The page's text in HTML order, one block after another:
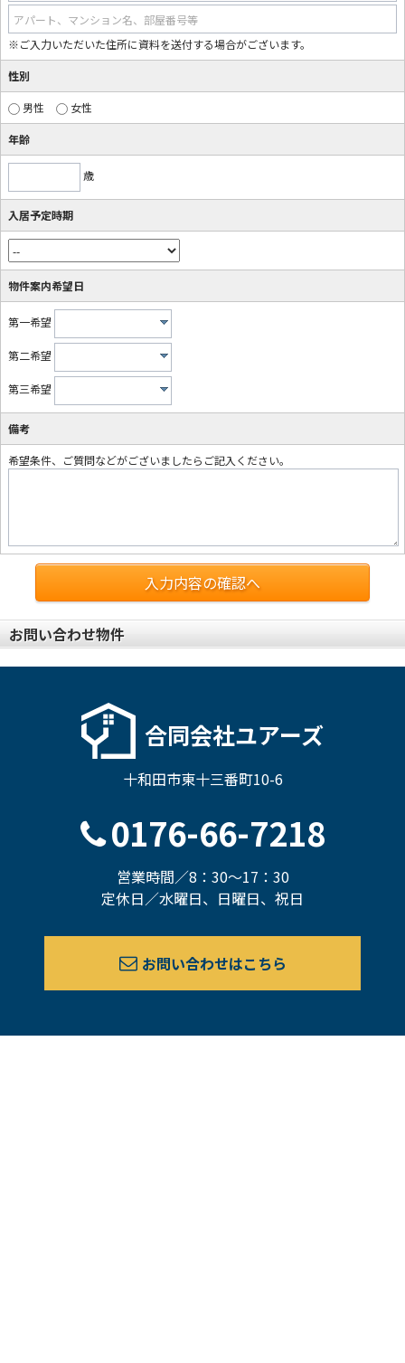
アパート、マンション名、部屋番号等
※ご入力いただいた住所に資料を送付する場合がございます。
性別
男性 女性
年齢
歳
入居予定時期
物件案内希望日
第一希望
第二希望
第三希望
備考
希望条件、ご質問などがございましたらご記入ください。
入力内容の確認へ
お問い合わせ物件
合同会社ユアーズ
十和田市東十三番町10-6
0176-66-7218
営業時間／8：30～17：30
定休日／水曜日、日曜日、祝日
お問い合わせはこちら